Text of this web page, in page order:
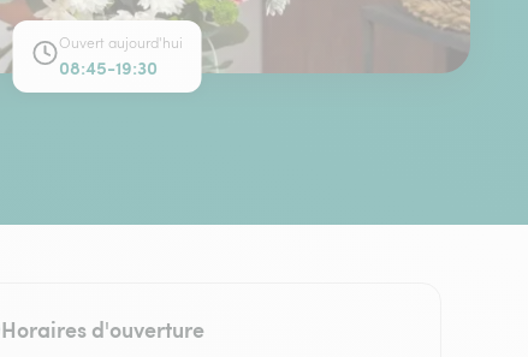
Ouvert aujourd'hui
08:45-19:30
Horaires d'ouverture